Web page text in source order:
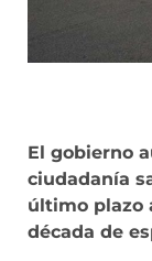
El gobierno
ciudadanía
último plazo
década de